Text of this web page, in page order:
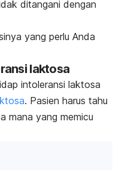
ditangani dengan
yang perlu Anda
laktosa
intoleransi laktosa
. Pasien harus tahu
mana yang memicu